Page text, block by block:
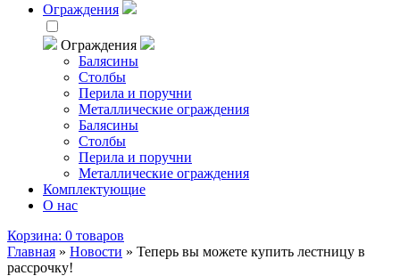
Ограждения
Ограждения
Балясины
Столбы
Перила и поручни
Металлические ограждения
Балясины
Столбы
Перила и поручни
Металлические ограждения
Комплектующие
О нас
Корзина: 0 товаров
Главная » Новости » Теперь вы можете купить лестницу в
рассрочку!